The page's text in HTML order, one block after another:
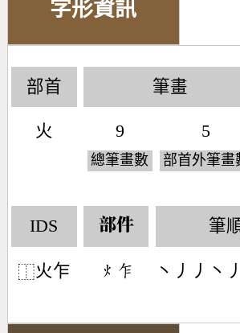
字形資訊
部首
火
筆畫
9
總筆畫數
5
部首外筆畫
IDS
⿰火乍
部件
󶃹󶅃
筆
丶丿丿丶